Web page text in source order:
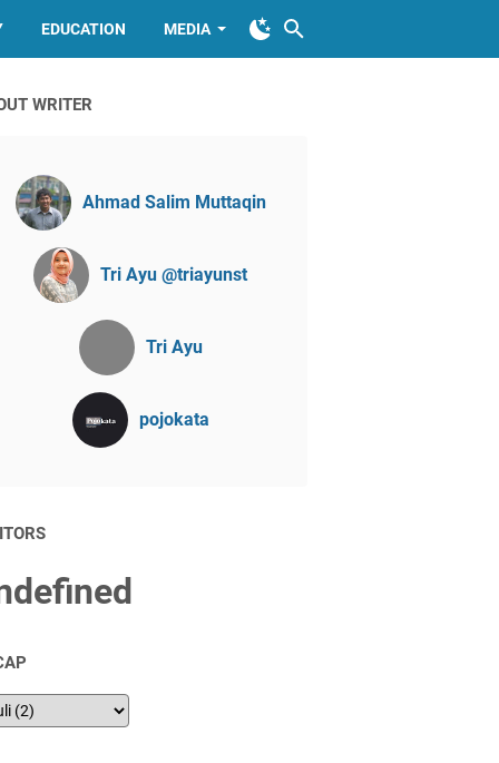
EDUCATION MEDIA
WRITER
Ahmad Salim Muttaqin
Tri Ayu @triayunst
Tri Ayu
pojokata
defned